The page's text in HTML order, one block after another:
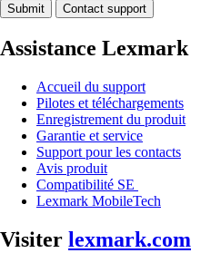
Submit Contact support
Assistance Lexmark
Accueil du support
Pilotes et téléchargements
Enregistrement du produit
Garantie et service
Support pour les contacts
Avis produit
Compatibilité SE
Lexmark MobileTech
Visiter lexmark.com